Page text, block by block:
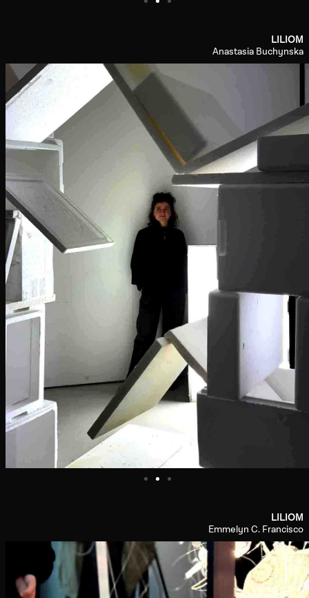
LILIOM
Anastasia Buchynska
LILIOM
Emmelyn C. Francisco